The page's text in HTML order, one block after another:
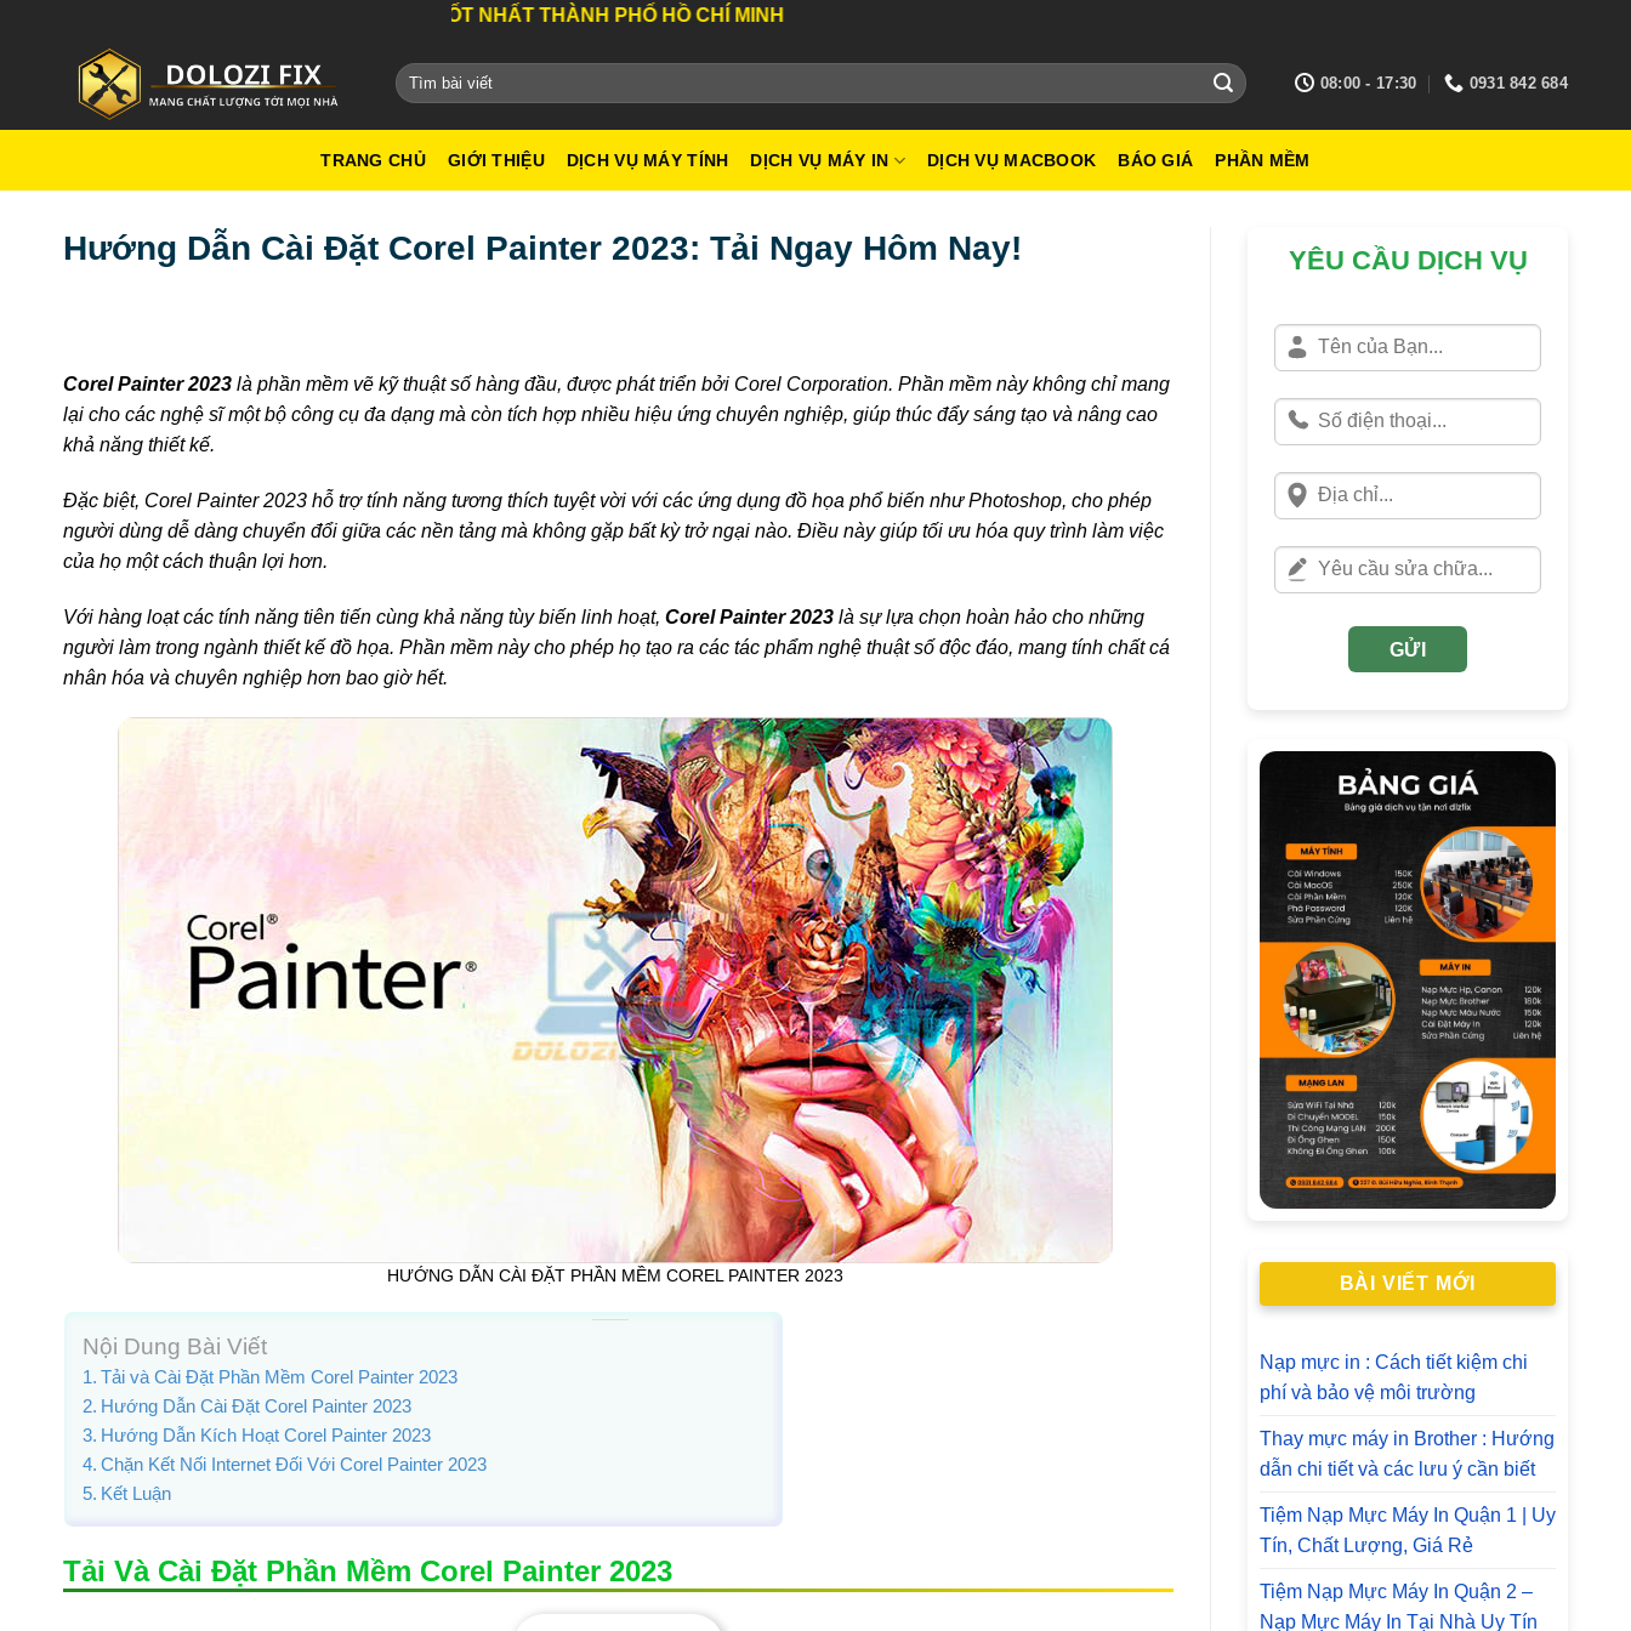
DỊCH VỤ TỐT NHẤT THÀNH PHỐ HỒ CHÍ MINH
08:00 - 17:30 0931 842 684
TRANG CHỦ GIỚI THIỆU DỊCH VỤ MÁY TÍNH DỊCH VỤ MÁY IN DỊCH VỤ MACBOOK BÁO GIÁ PHẦN MỀM
Hướng Dẫn Cài Đặt Corel Painter 2023: Tải Ngay Hôm Nay!
Corel Painter 2023 là phần mềm vẽ kỹ thuật số hàng đầu, được phát triển bởi Corel Corporation. Phần mềm này không chỉ mang
lại cho các nghệ sĩ một bộ công cụ đa dạng mà còn tích hợp nhiều hiệu ứng chuyên nghiệp, giúp thúc đẩy sáng tạo và nâng cao
khả năng thiết kế.
Đặc biệt, Corel Painter 2023 hỗ trợ tính năng tương thích tuyệt vời với các ứng dụng đồ họa phổ biến như Photoshop, cho phép
người dùng dễ dàng chuyển đổi giữa các nền tảng mà không gặp bất kỳ trở ngại nào. Điều này giúp tối ưu hóa quy trình làm việc
của họ một cách thuận lợi hơn.
Với hàng loạt các tính năng tiên tiến cùng khả năng tùy biến linh hoạt, Corel Painter 2023 là sự lựa chọn hoàn hảo cho những
người làm trong ngành thiết kế đồ họa. Phần mềm này cho phép họ tạo ra các tác phẩm nghệ thuật số độc đáo, mang tính chất cá
nhân hóa và chuyên nghiệp hơn bao giờ hết.
HƯỚNG DẪN CÀI ĐẶT PHẦN MỀM COREL PAINTER 2023
Nội Dung Bài Viết
Tải và Cài Đặt Phần Mềm Corel Painter 2023
Hướng Dẫn Cài Đặt Corel Painter 2023
Hướng Dẫn Kích Hoạt Corel Painter 2023
Chặn Kết Nối Internet Đối Với Corel Painter 2023
Kết Luận
Tải Và Cài Đặt Phần Mềm Corel Painter 2023
YÊU CẦU DỊCH VỤ
GỬI
BÀI VIẾT MỚI
Nạp mực in : Cách tiết kiệm chi
phí và bảo vệ môi trường
Thay mực máy in Brother : Hướng
dẫn chi tiết và các lưu ý cần biết
Tiệm Nạp Mực Máy In Quận 1 | Uy
Tín, Chất Lượng, Giá Rẻ
Tiệm Nạp Mực Máy In Quận 2 –
Nạp Mực Máy In Tại Nhà Uy Tín